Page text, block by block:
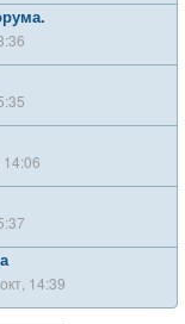
14:06
14:39